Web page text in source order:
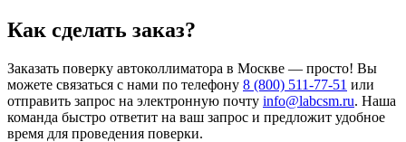
Как сделать заказ?
Заказать поверку автоколлиматора в Москве — просто! Вы
можете связаться с нами по телефону 8 (800) 511-77-51 или
отправить запрос на электронную почту info@labcsm.ru. Наша
команда быстро ответит на ваш запрос и предложит удобное
время для проведения поверки.